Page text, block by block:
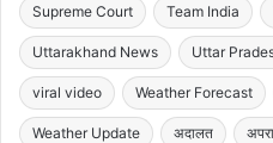
Supreme Court Team India
Uttarakhand News Uttar
viral video Weather Forecast
Weather Update अदालत